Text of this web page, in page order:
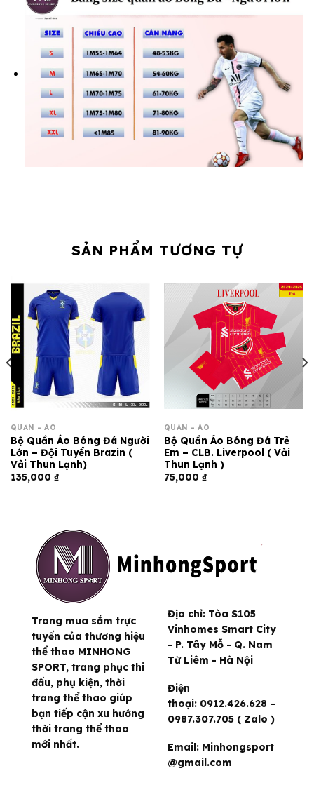
SẢN PHẨM TƯƠNG TỰ
QUẦN - ÁO
Bộ Quần Áo Bóng Đá Người
Lớn – Đội Tuyển Brazin (
Vải Thun Lạnh)
135,000 ₫
QUẦN - ÁO
Bộ Quần Áo Bóng Đá Trẻ
Em – CLB. Liverpool ( Vải
Thun Lạnh )
75,000 ₫
Trang mua sắm trực
tuyến của thương hiệu
thể thao MINHONG
SPORT, trang phục thi
đấu, phụ kiện, thời
trang thể thao giúp
bạn tiếp cận xu hướng
thời trang thể thao
mới nhất.
Địa chỉ: Tòa S105
Vinhomes Smart City
- P. Tây Mỗ - Q. Nam
Từ Liêm - Hà Nội
Điện
thoại: 0912.426.628 –
0987.307.705 ( Zalo )
Email: Minhongsport
@gmail.com